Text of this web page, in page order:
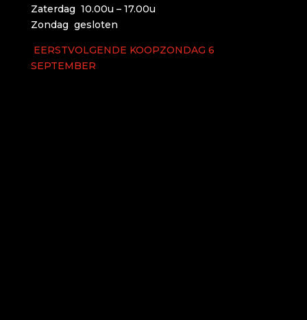
Zaterdag 10.00u – 17.00u
Zondag gesloten
EERSTVOLGENDE KOOPZONDAG 6
SEPTEMBER